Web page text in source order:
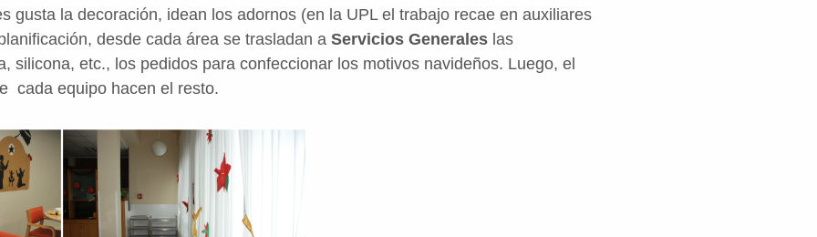
gusta la decoración, idean los adornos (en la UPL el trabajo recae en auxiliares
desde cada área se trasladan a Servicios Generales las
silicona, etc., los pedidos para confeccionar los motivos navideños. Luego, el
cada equipo hacen el resto.